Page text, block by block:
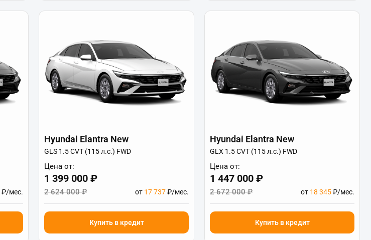
₽/мес.
Hyundai Elantra New
GLS 1.5 CVT (115 л.с.) FWD
Цена от:
1 399 000 ₽
2 624 000 ₽ от 17 737₽/мес.
Купить в кредит
Hyundai Elantra New
GLX 1.5 CVT (115 л.с.) FWD
Цена от:
1 447 000 ₽
2 672 000 ₽ от 18 345₽/мес.
Купить в кредит